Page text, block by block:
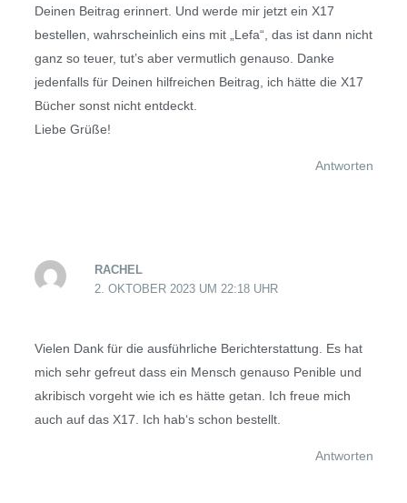
Deinen Beitrag erinnert. Und werde mir jetzt ein X17
bestellen, wahrscheinlich eins mit „Lefa“, das ist dann nicht
ganz so teuer, tut’s aber vermutlich genauso. Danke
jedenfalls für Deinen hilfreichen Beitrag, ich hätte die X17
Bücher sonst nicht entdeckt.
Liebe Grüße!
Antworten
RACHEL
2. OKTOBER 2023 UM 22:18 UHR
Vielen Dank für die ausführliche Berichterstattung. Es hat
mich sehr gefreut dass ein Mensch genauso Penible und
akribisch vorgeht wie ich es hätte getan. Ich freue mich
auch auf das X17. Ich hab‘s schon bestellt.
Antworten